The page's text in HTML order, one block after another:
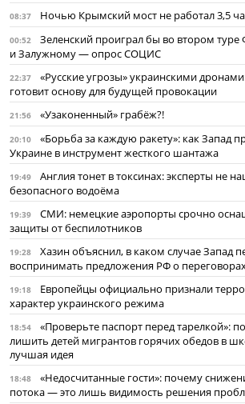
08:37 Ночью Крымский мост не работал 3,5
00:52
Зеленский проиграл бы во втором
и Залужному — опрос СОЦИС
22:37
«Русские угрозы» украинскими
готовит основу для будущей провокации
21:56 «Узаконенный» грабёж?!
20:10
«Борьба за каждую ракету»: как Запад
Украине в инструмент жесткого шантажа
19:49
Англия тонет в токсинах: эксперты не
безопасного водоёма
19:39
СМИ: немецкие аэропорты срочно
защиты от беспилотников
19:28
Хазин объяснил, в каком случае Запад
воспринимать предложения РФ о
19:18
Европейцы официально признали
характер украинского режима
18:54
«Проверьте паспорт перед тарелкой»:
лишить детей мигрантов горячих обедов в
лучшая идея
18:48
«Недосчитанные гости»: почему
потока — это лишь видимость решения